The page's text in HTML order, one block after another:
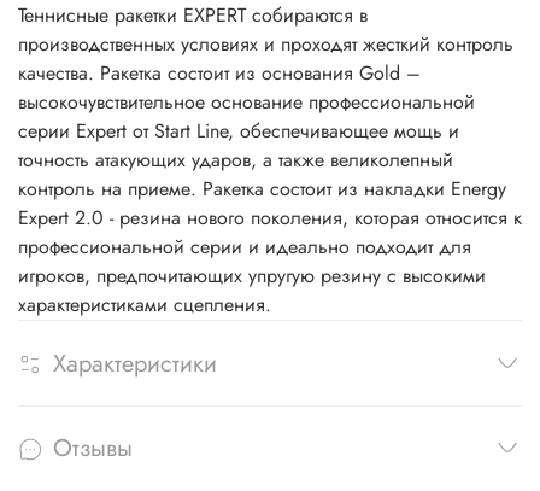
Теннисные ракетки EXPERT собираются в
производственных условиях и проходят жесткий контроль
качества. Ракетка состоит из основания Gold –
высокочувствительное основание профессиональной
серии Expert от Start Line, обеспечивающее мощь и
точность атакующих ударов, а также великолепный
контроль на приеме. Ракетка состоит из накладки Energy
Expert 2.0 - резина нового поколения, которая относится к
профессиональной серии и идеально подходит для
игроков, предпочитающих упругую резину с высокими
характеристиками сцепления.
Характеристики
Отзывы